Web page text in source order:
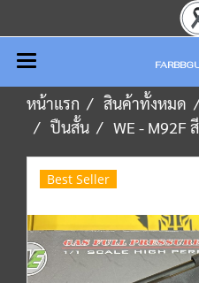
หน้าแรก สินค้าทั้งหมด
ปืนสั้น
WE - M92F
Best Seller